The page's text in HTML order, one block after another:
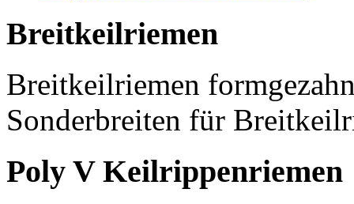
Breitkeilriemen
Breitkeilriemen
Sonderbreiten für
Poly V Keilrippenriemen